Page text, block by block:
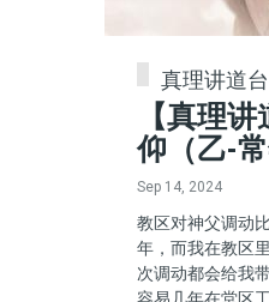
真理讲道台
【真理
仰（乙-常
Sep 14, 2024
教区对神父调动
年，而我在教区
次调动都会给我